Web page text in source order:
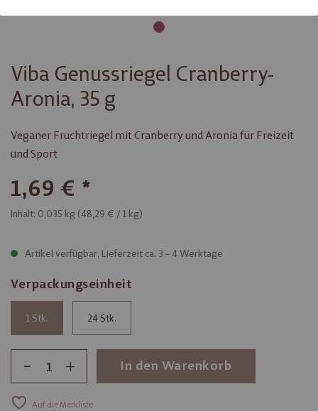
Viba Genussriegel Cranberry-
Aronia, 35 g
1,69 €
Veganer Fruchtriegel mit Cranberry und Aronia für Freizeit
und Sport
Inhalt: 0,035 kg (48,29 € / 1 kg)
Artikel verfügbar, Lieferzeit ca. 3 – 4 Werktage
Verpackungseinheit
1 24
- + In den Warenkorb
Auf die Merkliste